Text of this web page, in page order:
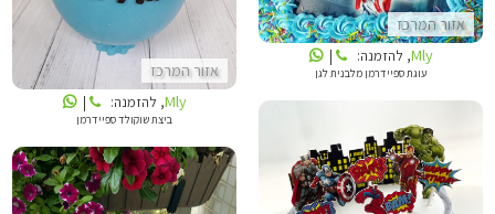
אזור המרכז
Mly, להזמנה: |
ביצת שוקולד ספיידרמן
אזור המרכז
Mly, להזמנה: |
עוגת ספיידרמן מלבנית לגן